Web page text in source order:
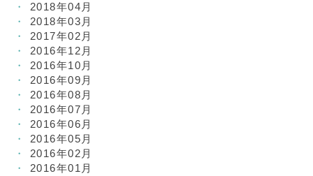
2018年04月
2018年03月
2017年02月
2016年12月
2016年10月
2016年09月
2016年08月
2016年07月
2016年06月
2016年05月
2016年02月
2016年01月